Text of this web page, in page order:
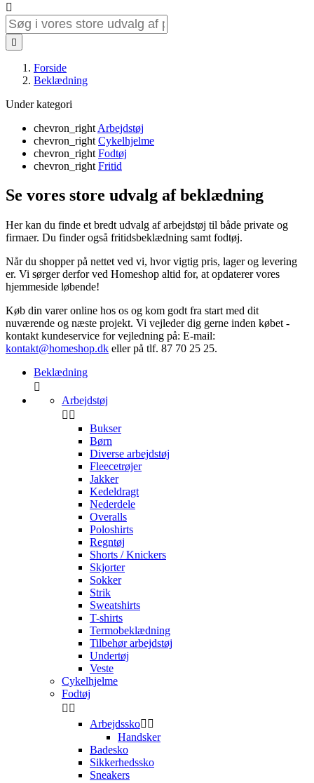


Forside
Beklædning
Under kategori
chevron_right Arbejdstøj
chevron_right Cykelhjelme
chevron_right Fodtøj
chevron_right Fritid
Se vores store udvalg af beklædning
Her kan du finde et bredt udvalg af arbejdstøj til både private og
firmaer. Du finder også fritidsbeklædning samt fodtøj.
Når du shopper på nettet ved vi, hvor vigtig pris, lager og levering
er. Vi sørger derfor ved Homeshop altid for, at opdaterer vores
hjemmeside løbende!
Køb din varer online hos os og kom godt fra start med dit
nuværende og næste projekt. Vi vejleder dig gerne inden købet -
kontakt kundeservice for vejledning på: E-mail:
kontakt@homeshop.dk eller på tlf. 87 70 25 25.
Beklædning

Arbejdstøj
 
Bukser
Børn
Diverse arbejdstøj
Fleecetrøjer
Jakker
Kedeldragt
Nederdele
Overalls
Poloshirts
Regntøj
Shorts / Knickers
Skjorter
Sokker
Strik
Sweatshirts
T-shirts
Termobeklædning
Tilbehør arbejdstøj
Undertøj
Veste
Cykelhjelme
Fodtøj
 
Arbejdssko 
Handsker
Badesko
Sikkerhedssko
Sneakers